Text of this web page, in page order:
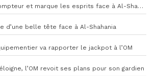
Abdelli ouvre son compteur et marque les esprits face à Al-Shahania
d’une belle tête face à Al-Shahania
va rapporter le jackpot à l’OM
l’OM revoit ses plans pour son gardien